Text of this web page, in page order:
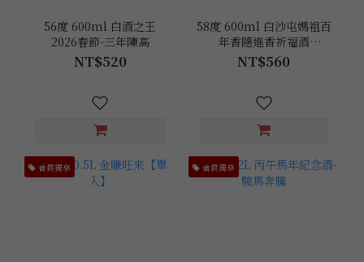
56度 600ml 白酒之王
2026春節-三年陳高
NT$520
58度 600ml 白沙屯媽祖百
年香隨進香祈福酒
【2025】
NT$560
會員獨享 會員獨享